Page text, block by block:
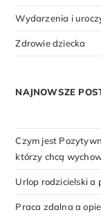
Wydarzenia i
Zdrowie dziecka
NAJNOWSZE
Czym jest
którzy chcą
Urlop rodzicielski a
Praca zdalna a